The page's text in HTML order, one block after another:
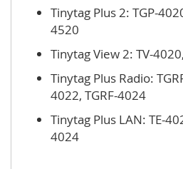
Tinytag Plus 2: TGP-
4520
Tinytag View 2: TV-
Tinytag Plus Radio:
4022, TGRF-4024
Tinytag Plus LAN: TE-
4024